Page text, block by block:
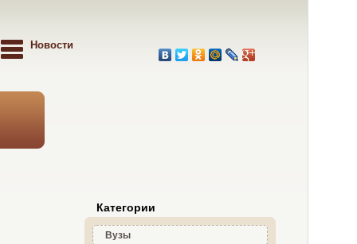
Новости
Категории
Вузы